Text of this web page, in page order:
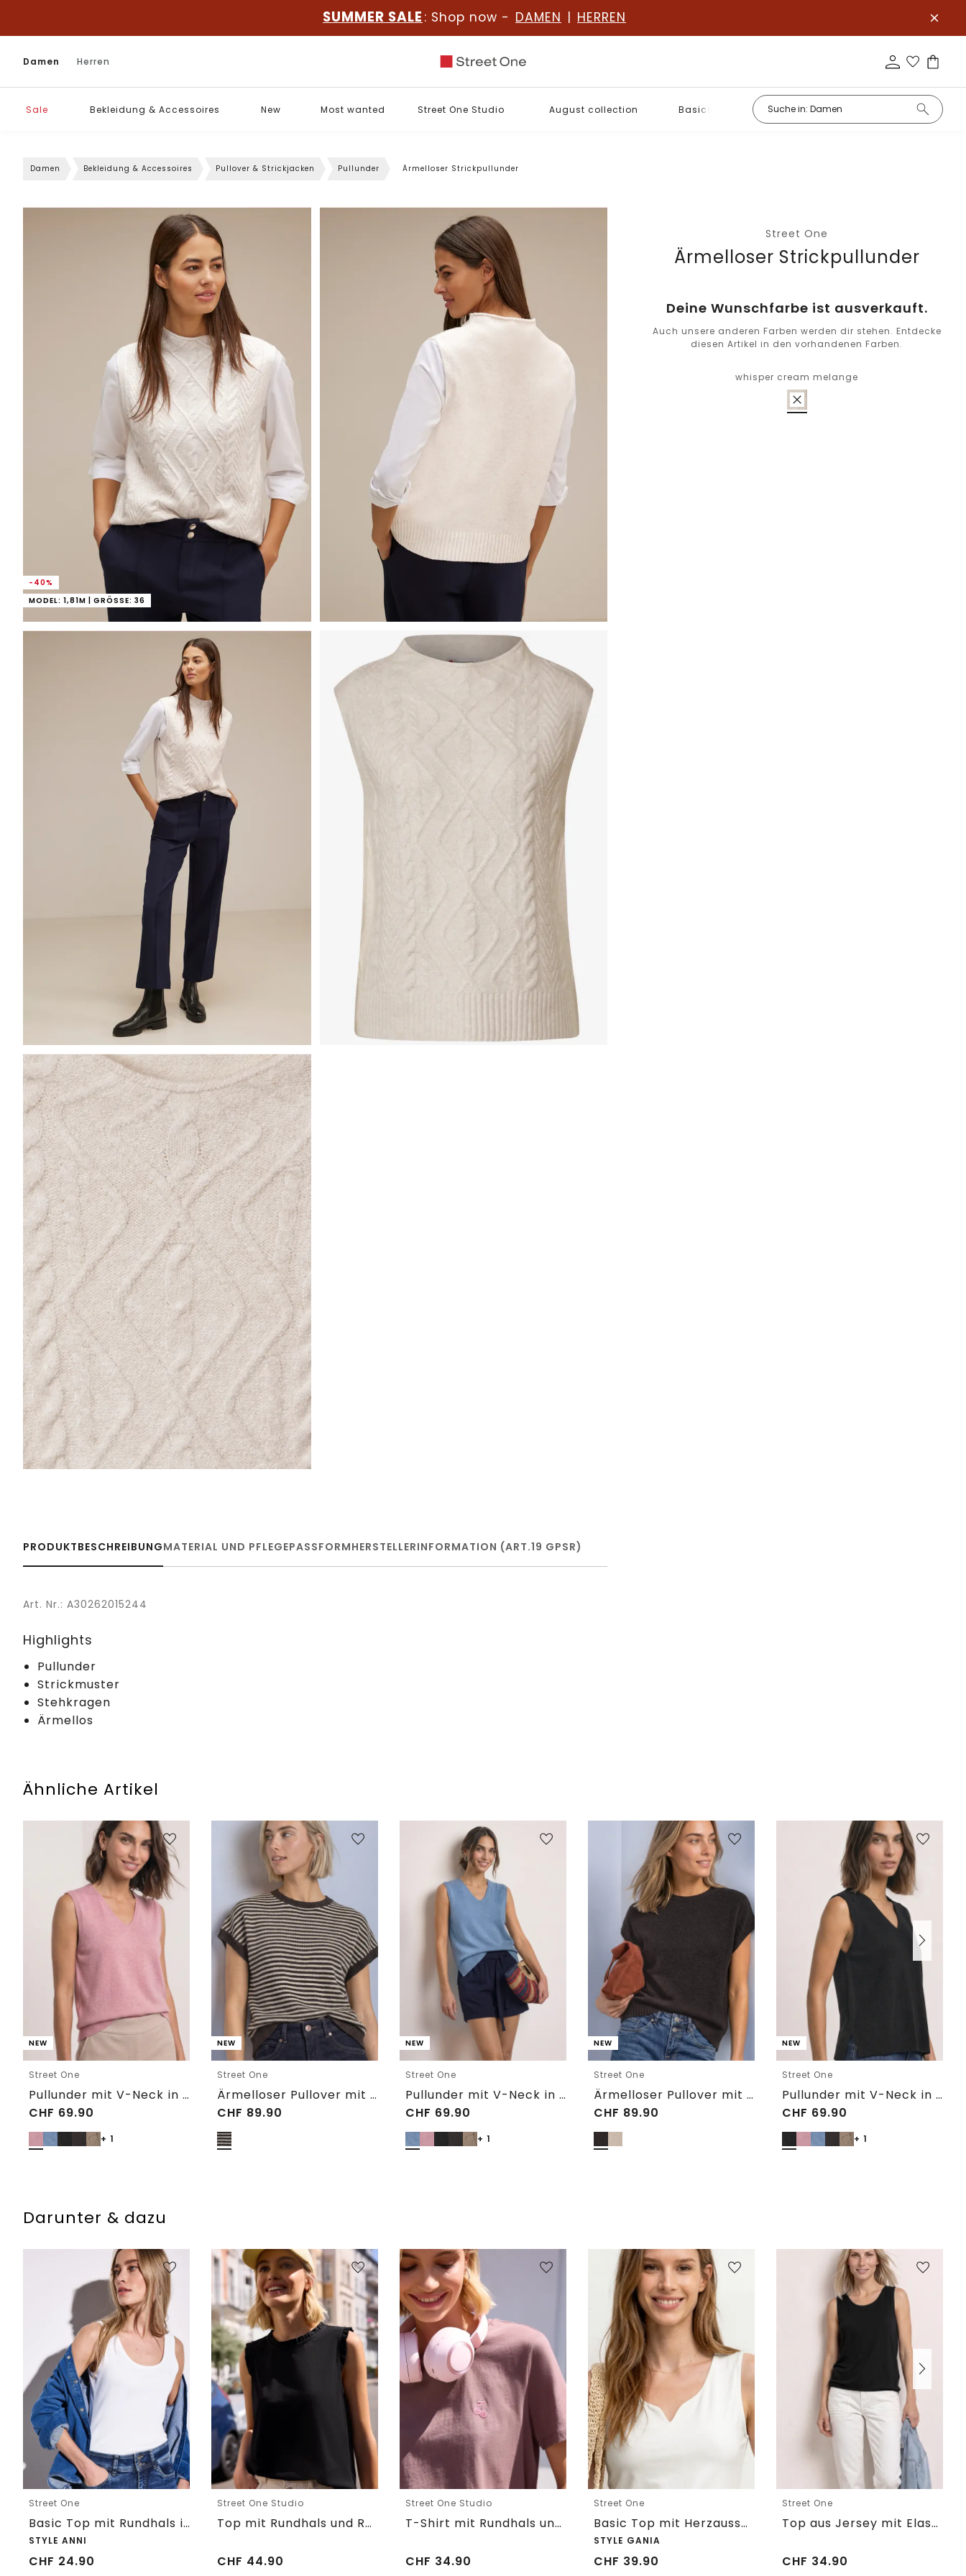
SUMMER SALE : Shop now - DAMEN | HERREN
Damen Herren
Sale Bekleidung & Accessoires New Most wanted Street One Studio August collection Basics
Damen Bekleidung & Accessoires Pullover & Strickjacken Pullunder Ärmelloser Strickpullunder
-40%
MODEL: 1,81M | GRÖSSE: 36
Street One
Ärmelloser Strickpullunder
Deine Wunschfarbe ist ausverkauft.
Auch unsere anderen Farben werden dir stehen. Entdecke
diesen Artikel in den vorhandenen Farben.
whisper cream melange
PRODUKTBESCHREIBUNGMATERIAL UND PFLEGEPASSFORMHERSTELLERINFORMATION (ART.19 GPSR)
Art. Nr.: A30262015244
Highlights
Pullunder
Strickmuster
Stehkragen
Ärmellos
Ähnliche Artikel
NEW
Street One
Pullunder mit V-Neck in Unifarbe
CHF 69.90
+ 1
NEW
Street One
Ärmelloser Pullover mit Rundhals
CHF 89.90
NEW
Street One
Pullunder mit V-Neck in Unifarbe
CHF 69.90
+ 1
NEW
Street One
Ärmelloser Pullover mit Rundhals
CHF 89.90
NEW
Street One
Pullunder mit V-Neck in Unifarbe
CHF 69.90
+ 1
Darunter & dazu
Street One
Basic Top mit Rundhals in Unifarbe
STYLE ANNI
CHF 24.90
Street One Studio
Top mit Rundhals und Rüschendetails
CHF 44.90
Street One Studio
T-Shirt mit Rundhals und Embroidery-Detail
CHF 34.90
Street One
Basic Top mit Herzausschnitt
STYLE GANIA
CHF 39.90
Street One
Top aus Jersey mit Elastiksaum
CHF 34.90